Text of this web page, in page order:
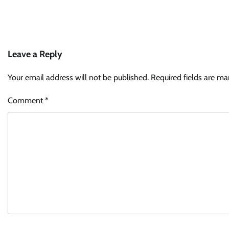
Leave a Reply
Your email address will not be published. Required fields are
Comment*